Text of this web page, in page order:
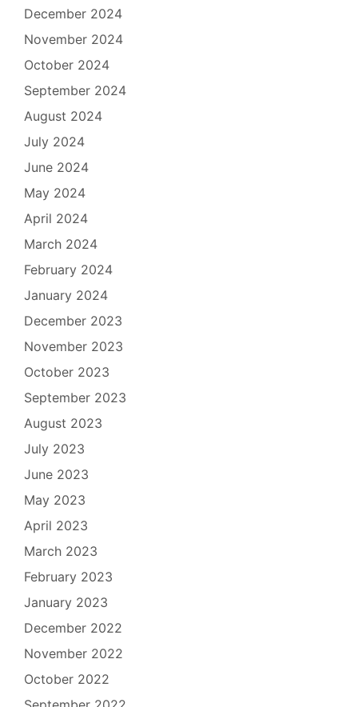
December 2024
November 2024
October 2024
September 2024
August 2024
July 2024
June 2024
May 2024
April 2024
March 2024
February 2024
January 2024
December 2023
November 2023
October 2023
September 2023
August 2023
July 2023
June 2023
May 2023
April 2023
March 2023
February 2023
January 2023
December 2022
November 2022
October 2022